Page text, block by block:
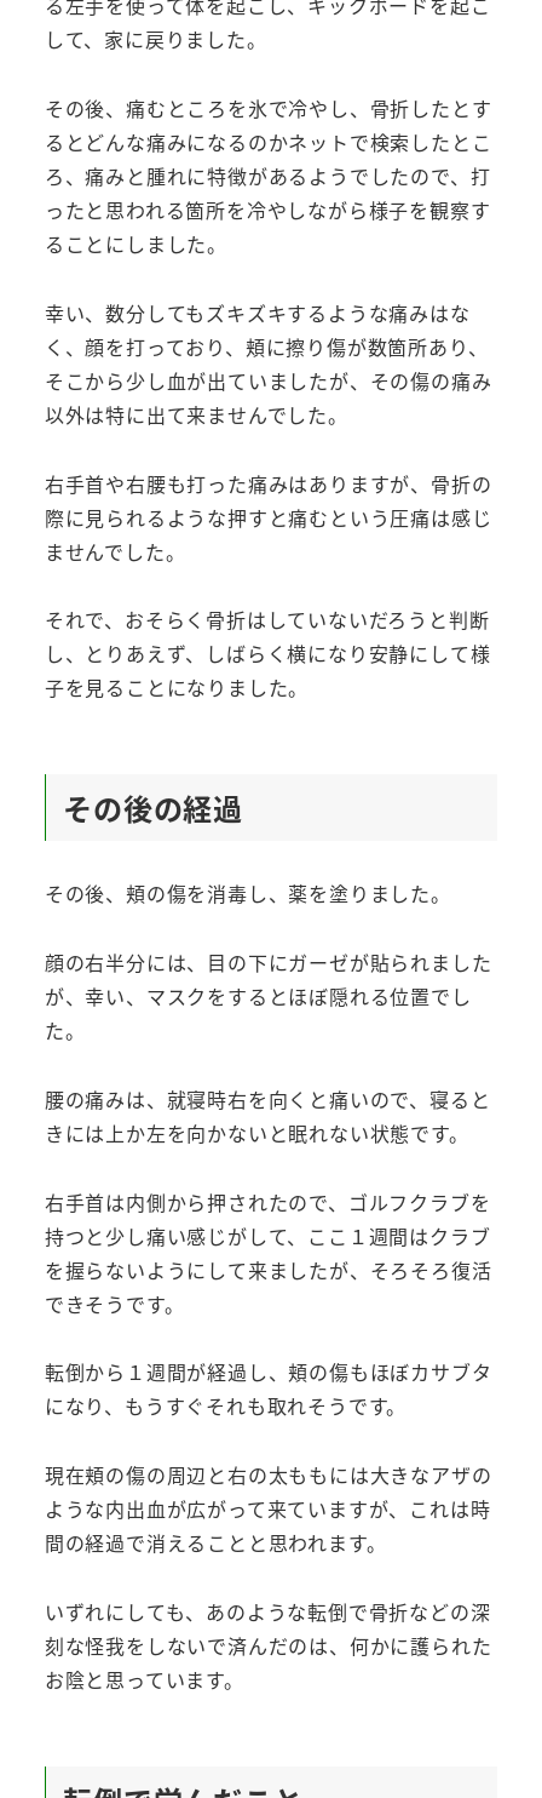
して、家に戻りました。
その後、痛むところを氷で冷やし、骨折したとす
るとどんな痛みになるのかネットで検索したとこ
ろ、痛みと腫れに特徴があるようでしたので、打
ったと思われる箇所を冷やしながら様子を観察す
ることにしました。
幸い、数分してもズキズキするような痛みはな
く、顔を打っており、頬に擦り傷が数箇所あり、
そこから少し血が出ていましたが、その傷の痛み
以外は特に出て来ませんでした。
右手首や右腰も打った痛みはありますが、骨折の
際に見られるような押すと痛むという圧痛は感じ
ませんでした。
それで、おそらく骨折はしていないだろうと判断
し、とりあえず、しばらく横になり安静にして様
子を見ることになりました。
その後の経過
その後、頬の傷を消毒し、薬を塗りました。
顔の右半分には、目の下にガーゼが貼られました
が、幸い、マスクをするとほぼ隠れる位置でし
た。
腰の痛みは、就寝時右を向くと痛いので、寝ると
きには上か左を向かないと眠れない状態です。
右手首は内側から押されたので、ゴルフクラブを
持つと少し痛い感じがして、ここ１週間はクラブ
を握らないようにして来ましたが、そろそろ復活
できそうです。
転倒から１週間が経過し、頬の傷もほぼカサブタ
になり、もうすぐそれも取れそうです。
現在頬の傷の周辺と右の太ももには大きなアザの
ような内出血が広がって来ていますが、これは時
間の経過で消えることと思われます。
いずれにしても、あのような転倒で骨折などの深
刻な怪我をしないで済んだのは、何かに護られた
お陰と思っています。